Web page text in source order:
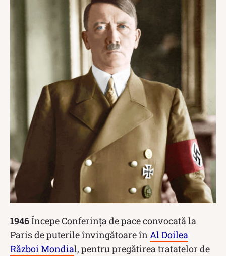
1946Începe Conferinţa de pace convocată la
Paris de puterile învingătoare înAl Doilea
Război Mondial, pentru pregătirea tratatelor de